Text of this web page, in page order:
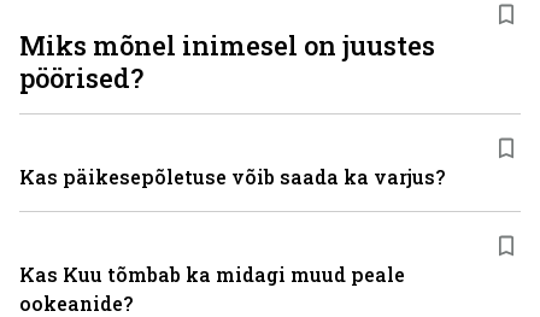
Miks mõnel inimesel on juustes
pöörised?
Kas päikesepõletuse võib saada ka varjus?
Kas Kuu tõmbab ka midagi muud peale
ookeanide?